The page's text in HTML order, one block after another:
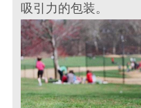
吸引力的包装。